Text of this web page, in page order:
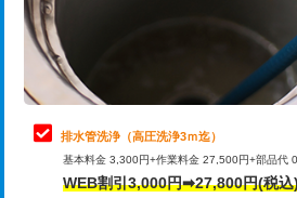
排水管工事（土の掘削・埋め戻し作
業）
排水管工事（排水管工事/3ｍまで）
排水管工事（追加 排水管工事/3ｍ超
え）
マス交換（土の掘削・埋め戻し作業）
止水・漏水調査・防水処理・清掃・修
理・調整・分解・加工など（軽作業）
止水・漏水調査・防水処理・清掃・修
理・調整・分解・加工など（中作業）
止水・漏水調査・防水処理・清掃・修
理・調整・分解・加工など（重作業）
排水管洗浄（高圧洗浄3ｍ迄）
基本料金 3,300円+作業料金 27,500円+部品代
WEB割引3,000円➡27,800円(税込